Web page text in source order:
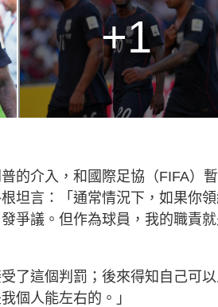
+1
的介入，和國際足協（FIFA）
坦言：「通常情況下，如果你
爭議。但作為球員，我的職責
了這個判罰；後來得知自己可
個人能左右的。」